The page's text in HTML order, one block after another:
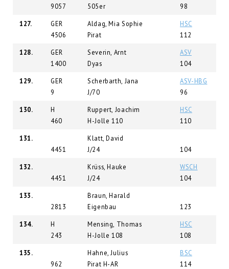
9057
505er
98
127.
GER
4506
Aldag, Mia Sophie
Pirat
HSC
112
128.
GER
1400
Severin, Arnt
Dyas
ASV
104
129.
GER
9
Scherbarth, Jana
J/70
ASV-HBG
96
130.
H
460
Ruppert, Joachim
H-Jolle 110
HSC
110
131.
4451
Klatt, David
J/24
104
132.
4451
Krüss, Hauke
J/24
WSCH
104
133.
2813
Braun, Harald
Eigenbau
123
134.
H
243
Mensing, Thomas
H-Jolle 108
HSC
108
135.
962
Hahne, Julius
Pirat H-AR
BSC
114